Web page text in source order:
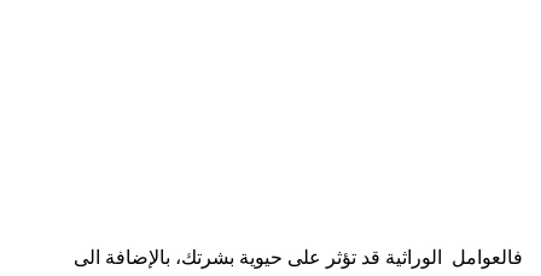
فالعوامل الوراثية قد تؤثر على حيوية بشرتك، بالإضافة الى